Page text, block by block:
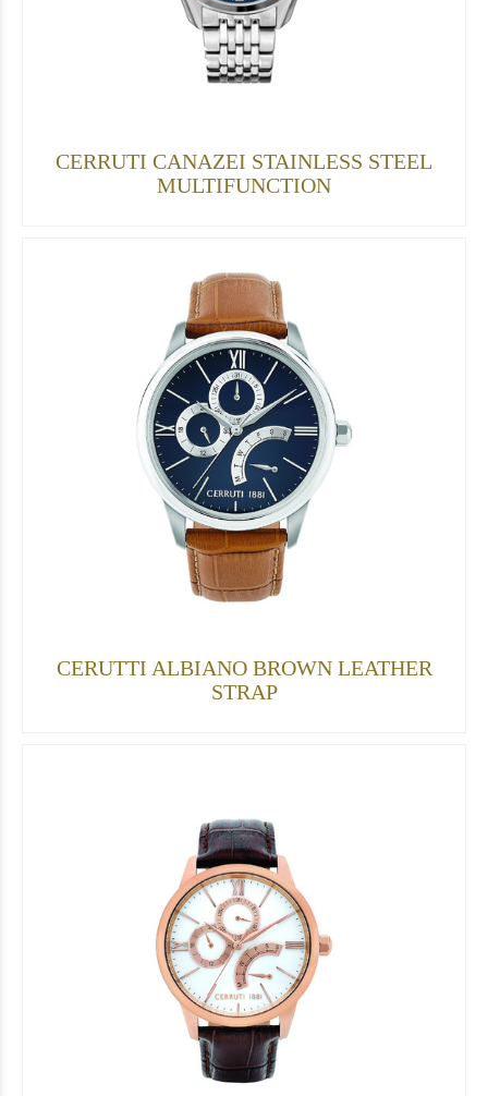
CERRUTI CANAZEI STAINLESS STEEL
MULTIFUNCTION
CERUTTI ALBIANO BROWN LEATHER
STRAP